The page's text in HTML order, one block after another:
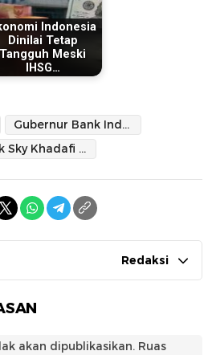
Indonesia
Dinilai Tetap
Tangguh Meski
IHSG…
Gubernur Bank Indonesia
Uchok Sky Khadafi (CBA)
Redaksi
akan dipublikasikan. Ruas